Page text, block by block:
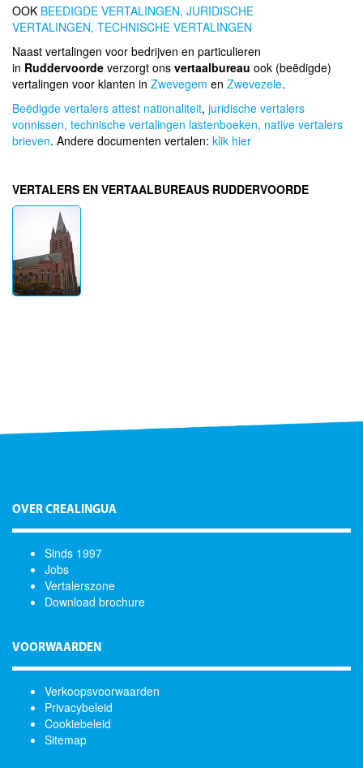
OOK BEEDIGDE VERTALINGEN, JURIDISCHE
VERTALINGEN, TECHNISCHE VERTALINGEN
Naast vertalingen voor bedrijven en particulieren
in Ruddervoorde verzorgt ons vertaalbureau ook (beëdigde)
vertalingen voor klanten in Zwevegem en Zwevezele.
Beëdigde vertalers attest nationaliteit, juridische vertalers
vonnissen, technische vertalingen lastenboeken, native vertalers
brieven. Andere documenten vertalen: klik hier
VERTALERS EN VERTAALBUREAUS RUDDERVOORDE
OVER CREALINGUA
Sinds 1997
Jobs
Vertalerszone
Download brochure
VOORWAARDEN
Verkoopsvoorwaarden
Privacybeleid
Cookiebeleid
Sitemap